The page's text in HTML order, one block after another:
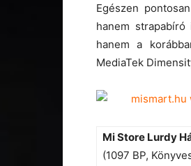
Egészen
hanem
hanem a
MediaTek
Mi Store Lurdy
(1097 BP,